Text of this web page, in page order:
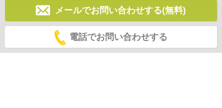
メールでお問い合わせする(無料)
電話でお問い合わせする